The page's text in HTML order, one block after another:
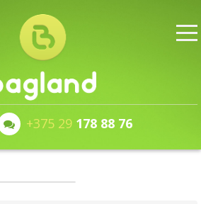
+375 29 178 88 76